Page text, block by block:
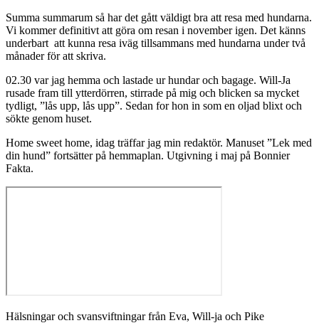
Summa summarum så har det gått väldigt bra att resa med hundarna.
Vi kommer definitivt att göra om resan i november igen. Det känns
underbart att kunna resa iväg tillsammans med hundarna under två
månader för att skriva.
02.30 var jag hemma och lastade ur hundar och bagage. Will-Ja
rusade fram till ytterdörren, stirrade på mig och blicken sa mycket
tydligt, ”lås upp, lås upp”. Sedan for hon in som en oljad blixt och
sökte genom huset.
Home sweet home, idag träffar jag min redaktör. Manuset ”Lek med
din hund” fortsätter på hemmaplan. Utgivning i maj på Bonnier
Fakta.
Hälsningar och svansviftningar från Eva, Will-ja och Pike